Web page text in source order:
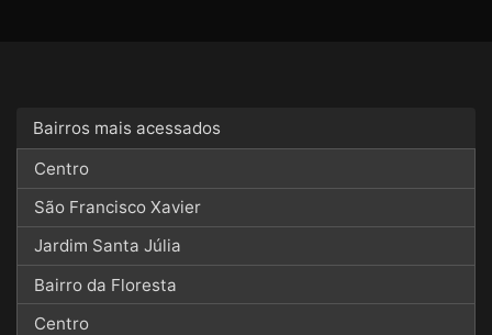
Bairros mais acessados
Centro
São Francisco Xavier
Jardim Santa Júlia
Bairro da Floresta
Centro